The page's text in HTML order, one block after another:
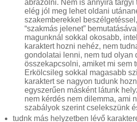
ábrázolni. Nem is annyira tárgyi
elég jól meg lehet oldani
szakemberekkel
“szakmás jelenet”
magunknál sokkal okosabb,
karaktert hozni nehéz, nem
gondolatai lenni, nem tud olyan
összekapcsolni, amiket mi sem
Erkölcsileg sokkal magasabb
karaktert se nagyon tudunk
egyszerűen másként látunk
nem kérdés nem dilemma, ami
szabályok szerint cselekszünk
tudnk más helyzetben lévő